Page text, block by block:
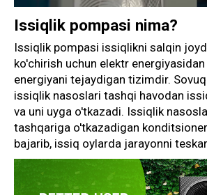
Issiqlik pompasi nima?
Issiqlik pompasi issiqlikni salqin
ko'chirish uchun elektr
energiyani tejaydigan tizimdir.
issiqlik nasoslari tashqi havodan
va uni uyga o'tkazadi. Issiqlik
tashqariga o'tkazadigan
bajarib, issiq oylarda jarayonni